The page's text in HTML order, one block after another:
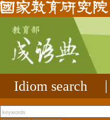
Idiom search